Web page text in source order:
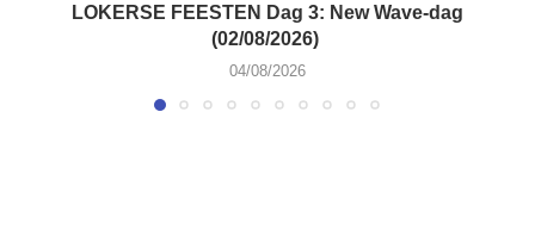
LOKERSE FEESTEN Dag 3: New Wave-dag
(02/08/2026)
04/08/2026